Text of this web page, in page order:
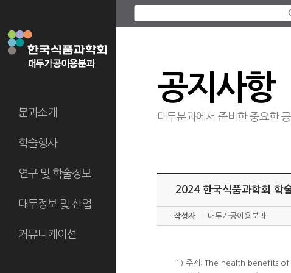
분과소개
학술행사
연구 및 학술정보
대두정보 및 산업
커뮤니케이션
공지사항
대두분과에서 준비한 중요한
2024 한국식품과학회 학
작성자 대두가공이용분과
1) 주제: The health benefits of